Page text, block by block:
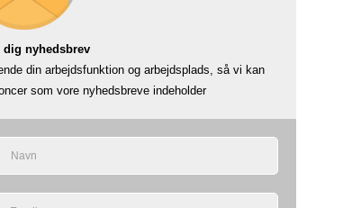
nyhedsbrev
din arbejdsfunktion og arbejdsplads, så vi kan
som vore nyhedsbreve indeholder